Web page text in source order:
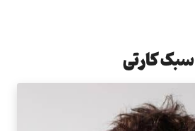
سبک کارتی